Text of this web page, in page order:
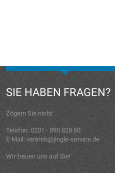
SIE HABEN FRAGEN?
Zögern Sie nicht:
Telefon: 0201 - 890 828 60
E-Mail: vertrieb@jingle-service.de
Wir freuen uns auf Sie!